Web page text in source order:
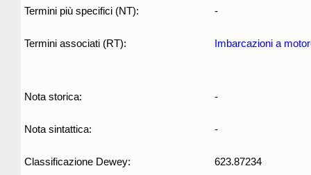
Termini più specifici (NT): -
Termini associati (RT): Imbarcazioni a
Nota storica: -
Nota sintattica: -
Classificazione Dewey: 623.87234